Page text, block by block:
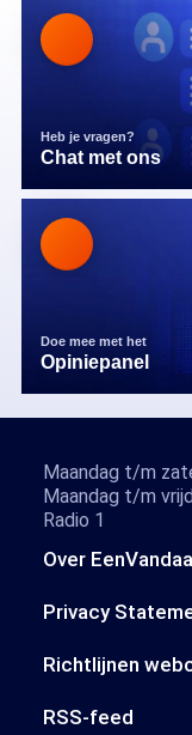
Heb je vragen?
Chat met ons
Doe mee met het
Opiniepanel
Over
Privacy
Richtlijnen
RSS-feed
Maandag t/m
Maandag t/m
Radio 1